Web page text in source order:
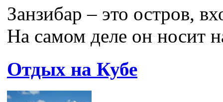
Занзибар – это остров,
На самом деле он носит
Отдых на Кубе